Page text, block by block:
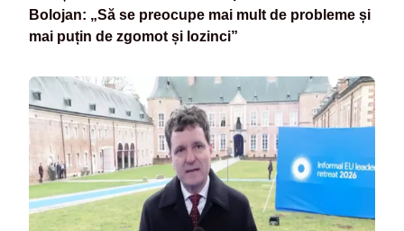
Bolojan: „Să se preocupe mai mult de probleme și
mai puțin de zgomot și lozinci”